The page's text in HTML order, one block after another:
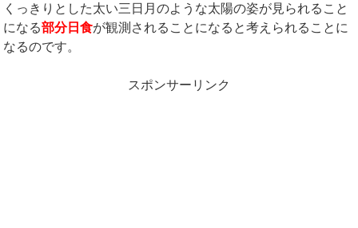
くっきりとした太い三日月のような太陽の姿が見られること
になる部分日食が観測されることになると考えられることに
なるのです。
スポンサーリンク